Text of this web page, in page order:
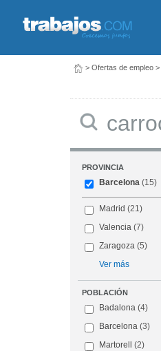
> Ofertas de empleo >
PROVINCIA
Barcelona (15)
Madrid (21)
Valencia (7)
Zaragoza (5)
Ver más
POBLACIÓN
Badalona (4)
Barcelona (3)
Martorell
(2)